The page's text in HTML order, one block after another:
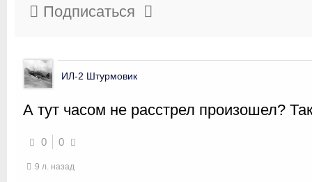
Подписаться
ИЛ-2 Штурмовик
А тут часом не расстрел произошел?
0 0
9 л. назад